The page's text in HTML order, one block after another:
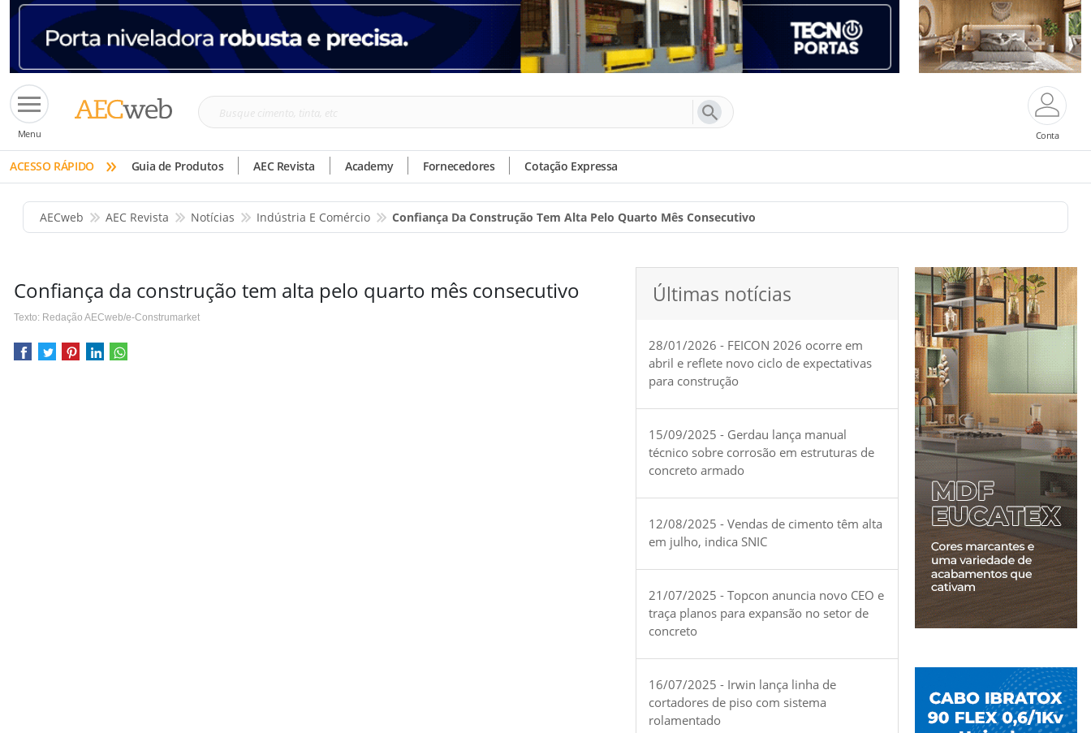
Menu
Busque
tinta,
etc
Conta
ACESSO RÁPIDO » Guia de Produtos AEC Revista Academy Fornecedores Cotação Expressa
AECweb AEC Revista Notícias Indústria E Comércio Confiança Da Construção Tem Alta Pelo Quarto Mês Consecutivo
Confiança da construção tem alta pelo quarto mês consecutivo
Texto: Redação AECweb/e-Construmarket
Últimas notícias
28/01/2026 - FEICON 2026 ocorre em
abril e reflete novo ciclo de expectativas
para construção
15/09/2025 - Gerdau lança manual
técnico sobre corrosão em estruturas de
concreto armado
12/08/2025 - Vendas de cimento têm alta
em julho, indica SNIC
21/07/2025 - Topcon anuncia novo CEO e
traça planos para expansão no setor de
concreto
16/07/2025 - Irwin lança linha de
cortadores de piso com sistema
rolamentado